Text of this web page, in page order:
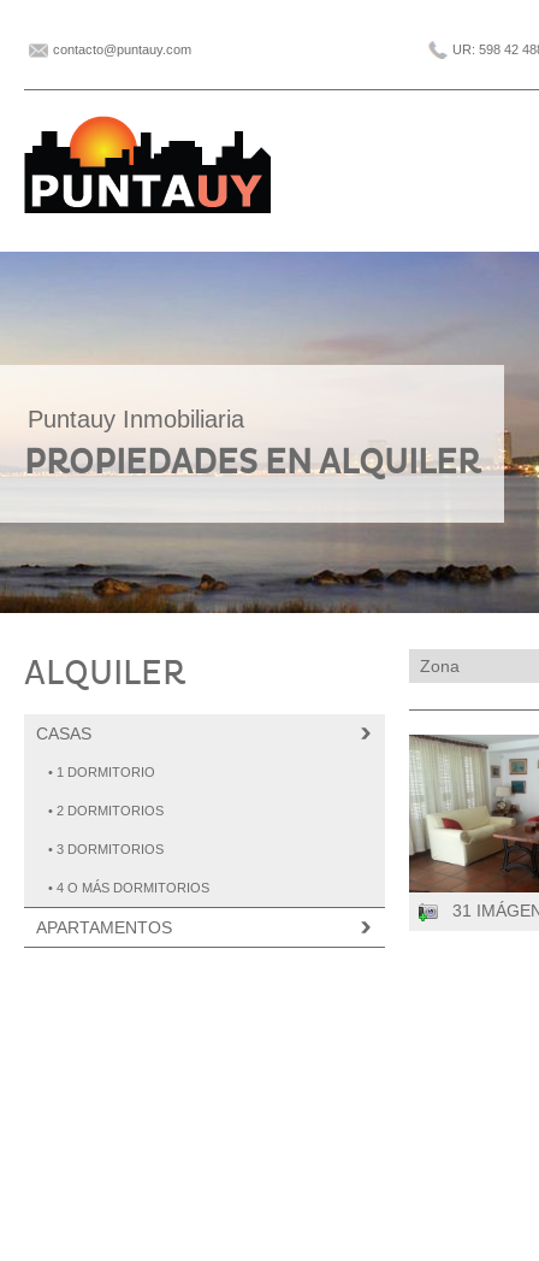
contacto@puntauy.com UR: 598 42
Puntauy Inmobiliaria
PROPIEDADES EN ALQUILER
ALQUILER
CASAS
• 1 DORMITORIO
• 2 DORMITORIOS
• 3 DORMITORIOS
• 4 O MÁS DORMITORIOS
APARTAMENTOS
31